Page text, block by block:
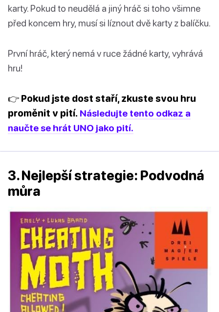
karty. Pokud to neudělá a jiný hráč si toho všimne
před koncem hry, musí si líznout dvě karty z balíčku.
První hráč, který nemá v ruce žádné karty, vyhrává
hru!
👉 Pokud jste dost staří, zkuste svou hru
proměnit v pití. Následujte tento odkaz a
naučte se hrát UNO jako pití.
3. Nejlepší strategie: Podvodná
můra